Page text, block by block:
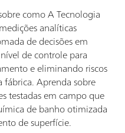
como A Tecnologia
analíticas
de decisões em
de controle para
e eliminando riscos
fábrica. Aprenda sobre
testadas em campo que
de banho otimizada
de superfície.